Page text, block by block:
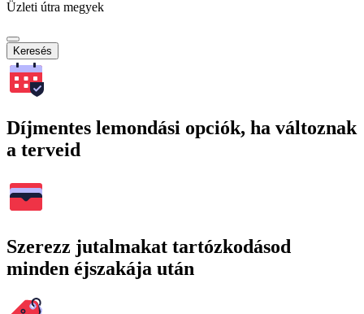
Üzleti útra megyek
Keresés
Díjmentes lemondási opciók, ha változnak
a terveid
Szerezz jutalmakat tartózkodásod
minden éjszakája után